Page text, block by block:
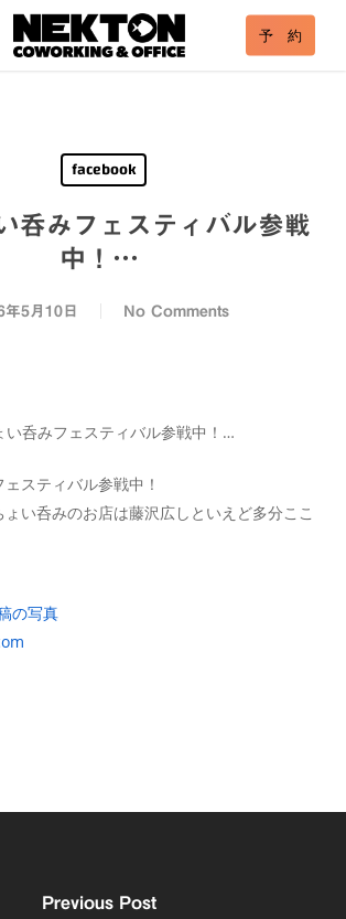
予 約
facebook
呑みフェスティバル参戦
中！…
年5月10日 No Comments
い呑みフェスティバル参戦中！…
スティバル参戦中！
い呑みのお店は藤沢広しといえど多分ここ
の写真
Previous Post